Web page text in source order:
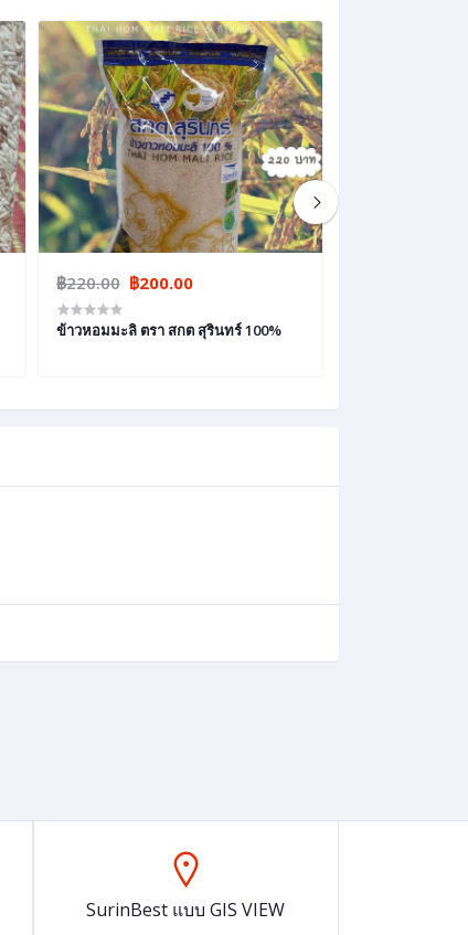
฿220.00 ฿200.00
ข้าวหอมมะลิ ตรา สกต สุรินทร์ 100%
SurinBest แบบ GIS VIEW